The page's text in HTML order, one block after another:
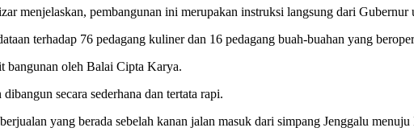
menjelaskan, pembangunan ini merupakan instruksi langsung dari Gubernur
terhadap 76 pedagang kuliner dan 16 pedagang buah-buahan yang
bangunan oleh Balai Cipta Karya.
secara sederhana dan tertata rapi.
yang berada sebelah kanan jalan masuk dari simpang Jenggalu menuju